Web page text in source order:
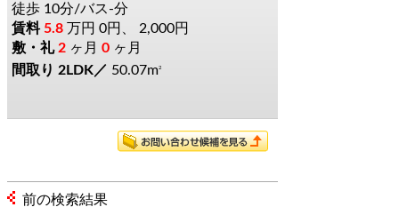
徒歩 10分/バス-分
5.8 万円
0円、 2,000円
2 ヶ月 0 ヶ月
2LDK
50.07m2
前の検索結果